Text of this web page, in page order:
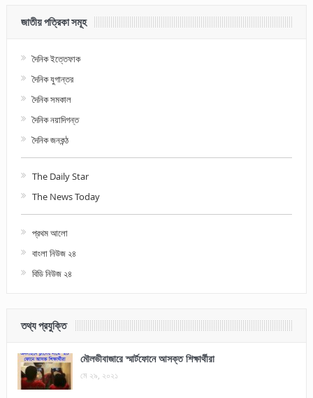
জাতীয় পত্রিকা সমূহ
দৈনিক ইত্তেফাক
দৈনিক যুগান্তর
দৈনিক সমকাল
দৈনিক নয়াদিগন্ত
দৈনিক জনকন্ঠ
The Daily Star
The News Today
প্রথম আলো
বাংলা নিউজ ২৪
বিডি নিউজ ২৪
তথ্য প্রযুক্তি
মৌলভীবাজারে স্মার্টফোনে আসক্ত শিক্ষার্থীরা
মে ২৯, ২০২১